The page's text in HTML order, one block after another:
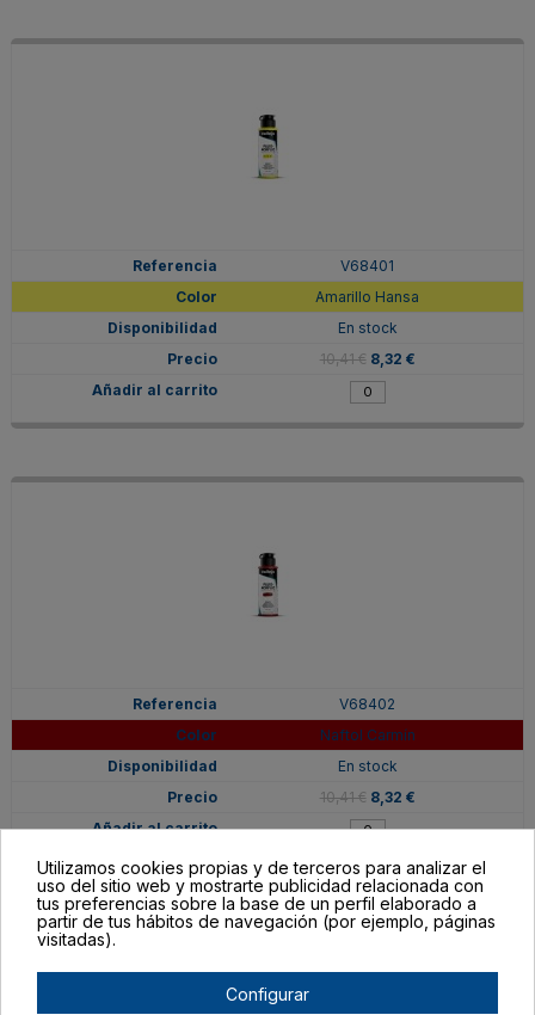
V68401
Amarillo Hansa
En stock
10,41 € 8,32 €
V68402
Naftol Carmín
En stock
10,41 € 8,32 €
Utilizamos cookies propias y de terceros para analizar el
uso del sitio web y mostrarte publicidad relacionada con
tus preferencias sobre la base de un perfil elaborado a
partir de tus hábitos de navegación (por ejemplo, páginas
visitadas).
Configurar